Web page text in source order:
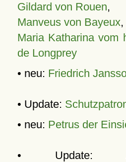
Gildard von Rouen,
Manveus von Bayeux,
Maria Katharina vom
de Longprey
• neu: Friedrich
• Update:
• neu: Petrus der
• Update: